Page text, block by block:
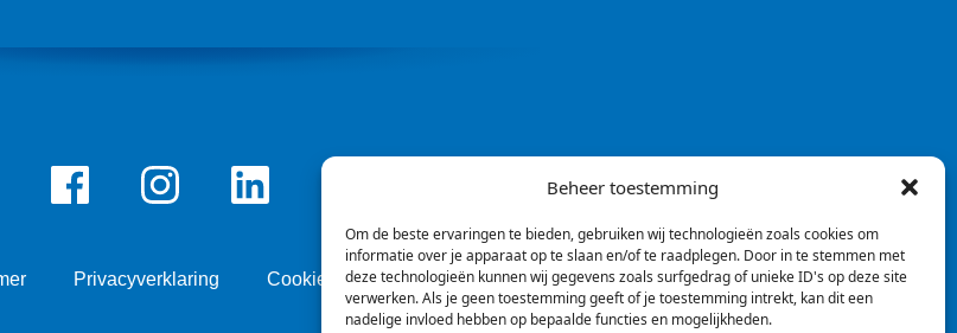
Beheer toestemming
Om de beste ervaringen te bieden, gebruiken wij technologieën zoals cookies om
informatie over je apparaat op te slaan en/of te raadplegen. Door in te stemmen met
deze technologieën kunnen wij gegevens zoals surfgedrag of unieke ID's op deze site
verwerken. Als je geen toestemming geeft of je toestemming intrekt, kan dit een
nadelige invloed hebben op bepaalde functies en mogelijkheden.
Facebook Instagram LinkedIn
Privacyverklaring Cookie beleid